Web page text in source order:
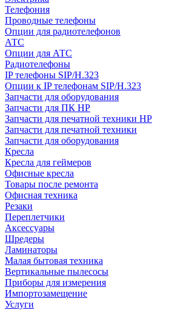
Телефония
Проводные телефоны
Опции для радиотелефонов
АТС
Опции для АТС
Радиотелефоны
IP телефоны SIP/H.323
Опции к IP телефонам SIP/H.323
Запчасти для оборудования
Запчасти для ПК HP
Запчасти для печатной техники HP
Запчасти для печатной техники
Запчасти для оборудования
Кресла
Кресла для геймеров
Офисные кресла
Товары после ремонта
Офисная техника
Резаки
Переплетчики
Аксессуары
Шредеры
Ламинаторы
Малая бытовая техника
Вертикальные пылесосы
Приборы для измерения
Импортозамещение
Услуги